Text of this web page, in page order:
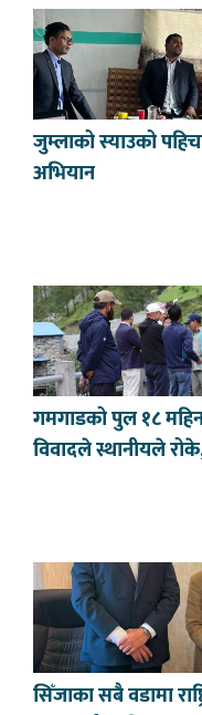
जुम्लाको स्याउको
अभियान
गमगाडको पुल १८
विवादले स्थानीयले
सिँजाका सबै वडामा